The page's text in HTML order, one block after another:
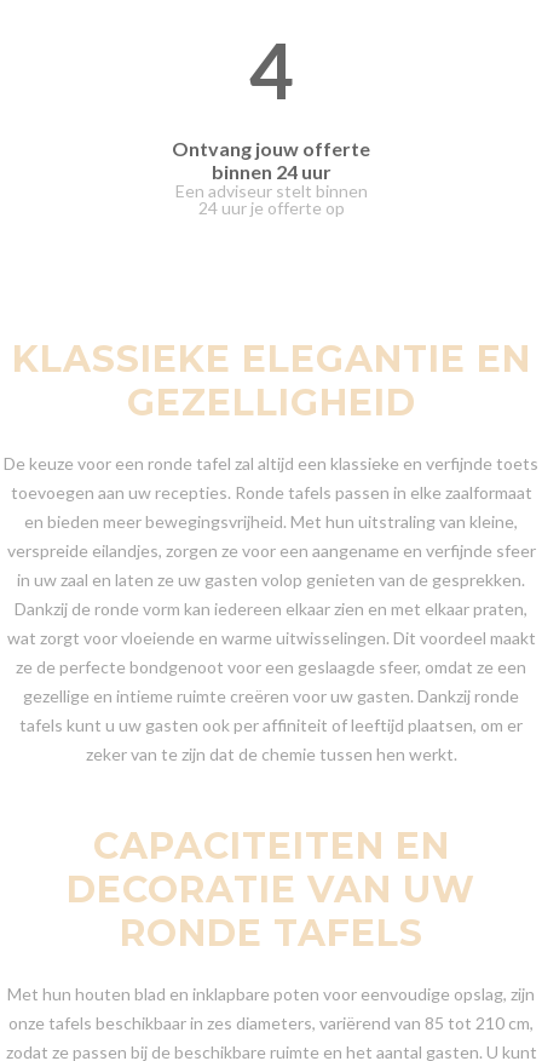
4
Ontvang jouw offerte
binnen 24 uur
Een adviseur stelt binnen
24 uur je offerte op
KLASSIEKE ELEGANTIE EN
GEZELLIGHEID
De keuze voor een ronde tafel zal altijd een klassieke en verfijnde toets
toevoegen aan uw recepties. Ronde tafels passen in elke zaalformaat
en bieden meer bewegingsvrijheid. Met hun uitstraling van kleine,
verspreide eilandjes, zorgen ze voor een aangename en verfijnde sfeer
in uw zaal en laten ze uw gasten volop genieten van de gesprekken.
Dankzij de ronde vorm kan iedereen elkaar zien en met elkaar praten,
wat zorgt voor vloeiende en warme uitwisselingen. Dit voordeel maakt
ze de perfecte bondgenoot voor een geslaagde sfeer, omdat ze een
gezellige en intieme ruimte creëren voor uw gasten. Dankzij ronde
tafels kunt u uw gasten ook per affiniteit of leeftijd plaatsen, om er
zeker van te zijn dat de chemie tussen hen werkt.
CAPACITEITEN EN
DECORATIE VAN UW
RONDE TAFELS
Met hun houten blad en inklapbare poten voor eenvoudige opslag, zijn
onze tafels beschikbaar in zes diameters, variërend van 85 tot 210 cm,
zodat ze passen bij de beschikbare ruimte en het aantal gasten. U kunt